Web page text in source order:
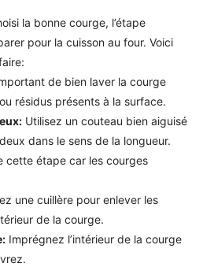
la bonne courge, l’étape
pour la cuisson au four. Voici
de bien laver la courge
résidus présents à la surface.
Utilisez un couteau bien aiguisé
dans le sens de la longueur.
cette étape car les courges
une cuillère pour enlever les
de la courge.
Imprégnez l’intérieur de la courge